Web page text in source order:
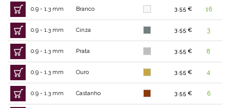
0.9 - 1.3 mm Branco 3.55 € 16
0.9 - 1.3 mm Cinza 3.55 € 3
0.9 - 1.3 mm Prata 3.55 € 8
0.9 - 1.3 mm Ouro 3.55 € 4
0.9 - 1.3 mm Castanho 3.55 € 6